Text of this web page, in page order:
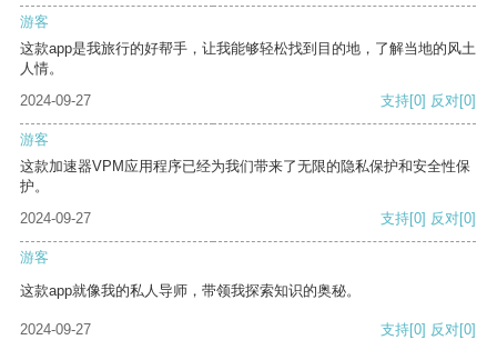
游客
这款app是我旅行的好帮手，让我能够轻松找到目的地，了解当地的风土
人情。
2024-09-27
支持[0] 反对[0]
游客
这款加速器VPM应用程序已经为我们带来了无限的隐私保护和安全性保
护。
2024-09-27
支持[0] 反对[0]
游客
这款app就像我的私人导师，带领我探索知识的奥秘。
2024-09-27 支持[0] 反对[0]